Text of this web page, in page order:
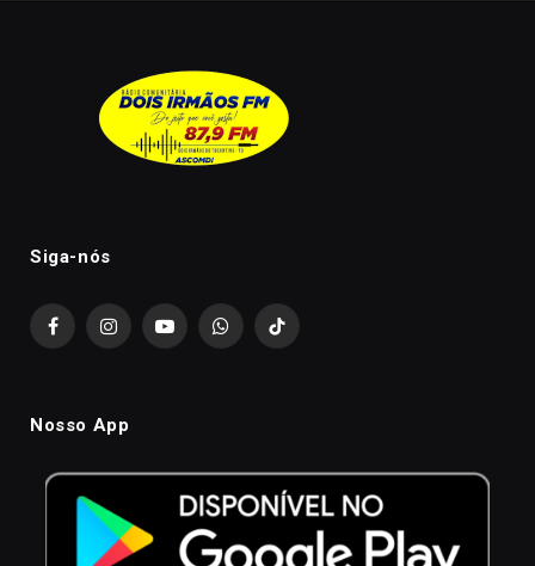
Siga-nós
FacebookInstagramYouTubeWhatsAppTikTok
Nosso App